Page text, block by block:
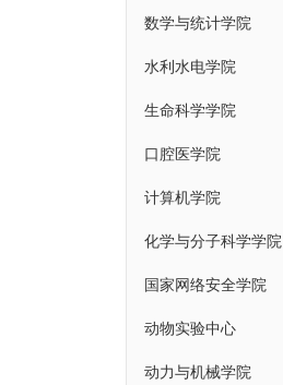
数学与统计学院
水利水电学院
生命科学学院
口腔医学院
计算机学院
化学与分子科学学院
国家网络安全学院
动物实验中心
动力与机械学院